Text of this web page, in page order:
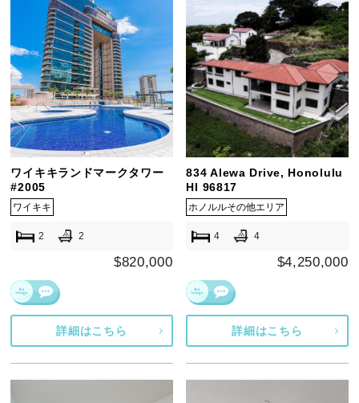
ワイキキランドマークタワー
#2005
ワイキキ
2 2
$820,000
詳細はこちら
834 Alewa Drive, Honolulu
HI 96817
ホノルルその他エリア
4 4
$4,250,000
詳細はこちら